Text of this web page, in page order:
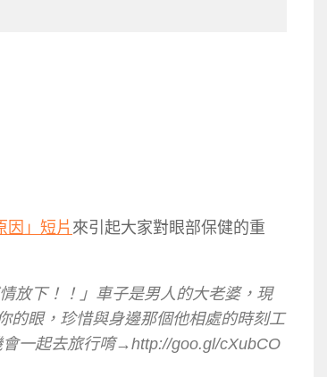
因」短片 來引起大家對眼部保健的重
放下！！」車子是男人的大老婆，現
的眼，珍惜與身邊那個他相處的時刻工
一起去旅行唷→http://goo.gl/cXubCO